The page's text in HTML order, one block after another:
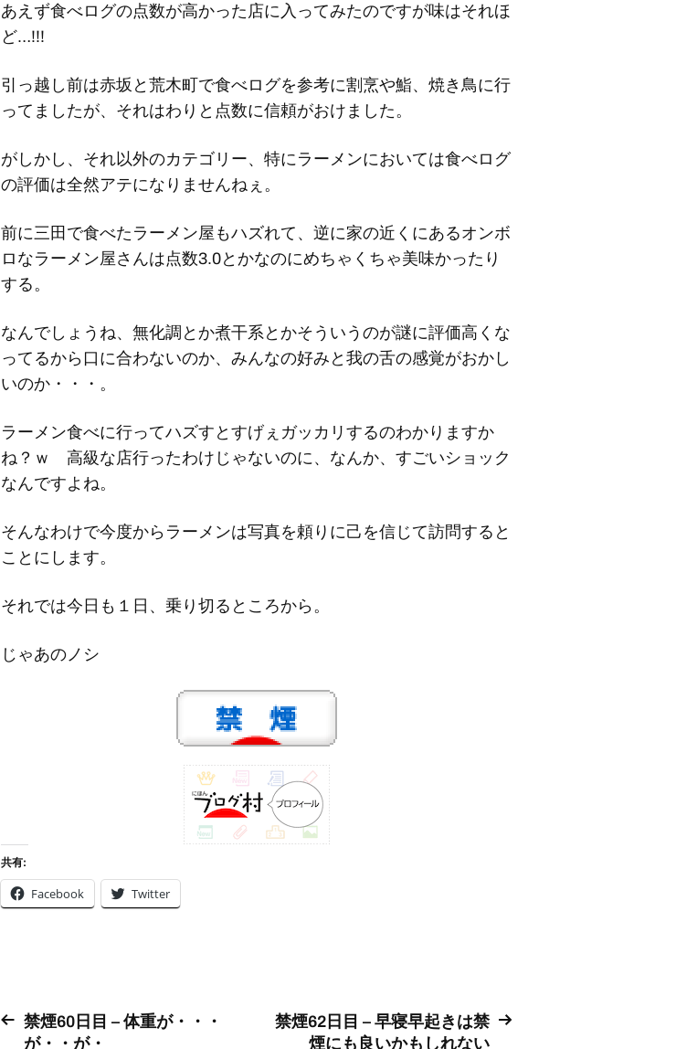
あえず食べログの点数が高かった店に入ってみたのですが味はそれほ
ど…!!!
引っ越し前は赤坂と荒木町で食べログを参考に割烹や鮨、焼き鳥に行
ってましたが、それはわりと点数に信頼がおけました。
がしかし、それ以外のカテゴリー、特にラーメンにおいては食べログ
の評価は全然アテになりませんねぇ。
前に三田で食べたラーメン屋もハズれて、逆に家の近くにあるオンボ
ロなラーメン屋さんは点数3.0とかなのにめちゃくちゃ美味かったり
する。
なんでしょうね、無化調とか煮干系とかそういうのが謎に評価高くな
ってるから口に合わないのか、みんなの好みと我の舌の感覚がおかし
いのか・・・。
ラーメン食べに行ってハズすとすげぇガッカリするのわかりますか
ね？ｗ 高級な店行ったわけじゃないのに、なんか、すごいショック
なんですよね。
そんなわけで今度からラーメンは写真を頼りに己を信じて訪問すると
ことにします。
それでは今日も１日、乗り切るところから。
じゃあのノシ
共有:
Facebook Twitter
禁煙60日目 – 体重が・・・
が・・が・
禁煙62日目 – 早寝早起きは禁
煙にも良いかもしれない